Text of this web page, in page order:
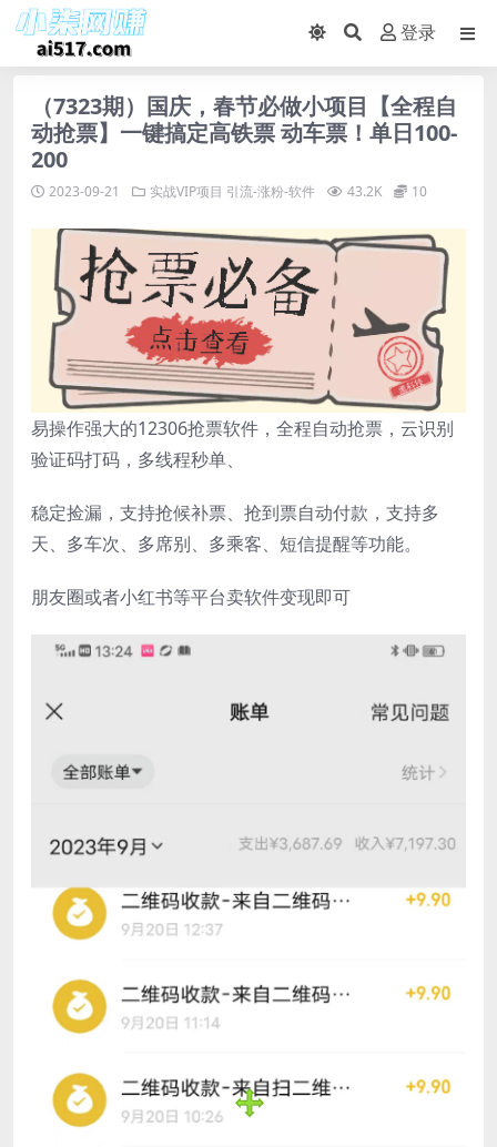
登录
（7323期）国庆，春节必做小项目【全程自
动抢票】一键搞定高铁票 动车票！单日100-
200
2023-09-21 实战VIP项目 引流-涨粉-软件 43.2K 10
易操作强大的12306抢票软件，全程自动抢票，云识别
验证码打码，多线程秒单、
稳定捡漏，支持抢候补票、抢到票自动付款，支持多
天、多车次、多席别、多乘客、短信提醒等功能。
朋友圈或者小红书等平台卖软件变现即可